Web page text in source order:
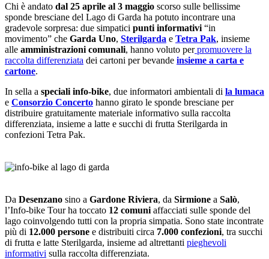
Chi è andato dal 25 aprile al 3 maggio scorso sulle bellissime
sponde bresciane del Lago di Garda ha potuto incontrare una
gradevole sorpresa: due simpatici punti informativi “in
movimento” che Garda Uno, Sterilgarda e Tetra Pak, insieme
alle amministrazioni comunali, hanno voluto perpromuovere la
raccolta differenziata dei cartoni per bevande insieme a carta e
cartone.
In sella a speciali info-bike, due informatori ambientali di la lumaca
e Consorzio Concerto hanno girato le sponde bresciane per
distribuire gratuitamente materiale informativo sulla raccolta
differenziata, insieme a latte e succhi di frutta Sterilgarda in
confezioni Tetra Pak.
Da Desenzano sino a Gardone Riviera, da Sirmione a Salò,
l’Info-bike Tour ha toccato 12 comuni affacciati sulle sponde del
lago coinvolgendo tutti con la propria simpatia. Sono state incontrate
più di 12.000 persone e distribuiti circa 7.000 confezioni, tra succhi
di frutta e latte Sterilgarda, insieme ad altrettanti pieghevoli
informativi sulla raccolta differenziata.